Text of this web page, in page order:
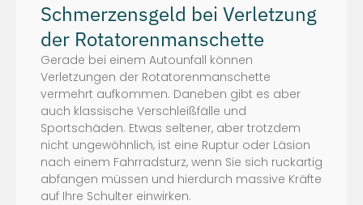
Schmerzensgeld bei Verletzung
der Rotatorenmanschette
Gerade bei einem Autounfall können
Verletzungen der Rotatorenmanschette
vermehrt aufkommen. Daneben gibt es aber
auch klassische Verschleißfälle und
Sportschäden. Etwas seltener, aber trotzdem
nicht ungewöhnlich, ist eine Ruptur oder Läsion
nach einem Fahrradsturz, wenn Sie sich ruckartig
abfangen müssen und hierdurch massive Kräfte
auf Ihre Schulter einwirken.